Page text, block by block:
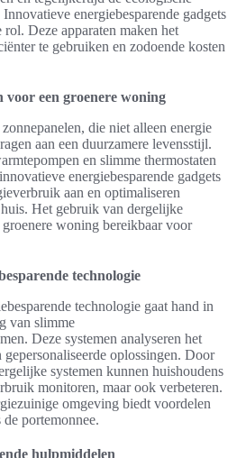
energiebesparende gadgets
Deze apparaten maken het
te gebruiken en zodoende kosten
voor een groenere woning
die niet alleen energie
aan een duurzamere levensstijl.
en slimme thermostaten
energiebesparende gadgets
aan en optimaliseren
Het gebruik van dergelijke
woning bereikbaar voor
technologie
technologie gaat hand in
van slimme
Deze systemen analyseren het
oplossingen. Door
systemen kunnen huishoudens
monitoren, maar ook verbeteren.
omgeving biedt voordelen
portemonnee.
hulpmiddelen